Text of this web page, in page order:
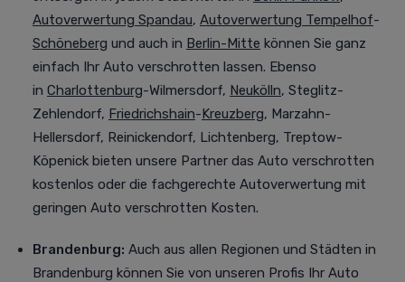
Autoverwertung Spandau, Autoverwertung Tempelhof-
Schöneberg und auch in Berlin-Mitte können Sie ganz
einfach Ihr Auto verschrotten lassen. Ebenso
in Charlottenburg-Wilmersdorf, Neukölln, Steglitz-
Zehlendorf, Friedrichshain-Kreuzberg, Marzahn-
Hellersdorf, Reinickendorf, Lichtenberg, Treptow-
Köpenick bieten unsere Partner das Auto verschrotten
kostenlos oder die fachgerechte Autoverwertung mit
geringen Auto verschrotten Kosten.
Brandenburg: Auch aus allen Regionen und Städten in
Brandenburg können Sie von unseren Profis Ihr Auto